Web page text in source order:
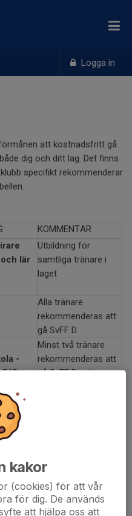
Logga in
att kostnadsfritt gå
dig och ditt lag. Det finns
specifikt rekommenderar
KOMMENTAR
lär
Utbildning för
samtliga tränare i
laget
Alla tränare
rekommenderas att
gå SvFF D
-
Minst två tränare
rekommenderas att
gå SvFF D, minst en
gå SvFF D, minst en
rekommenderas gå
tränarutbildning
UEFA C
kakor
(cookies) för att vår
för dig. De används
att hjälpa oss att